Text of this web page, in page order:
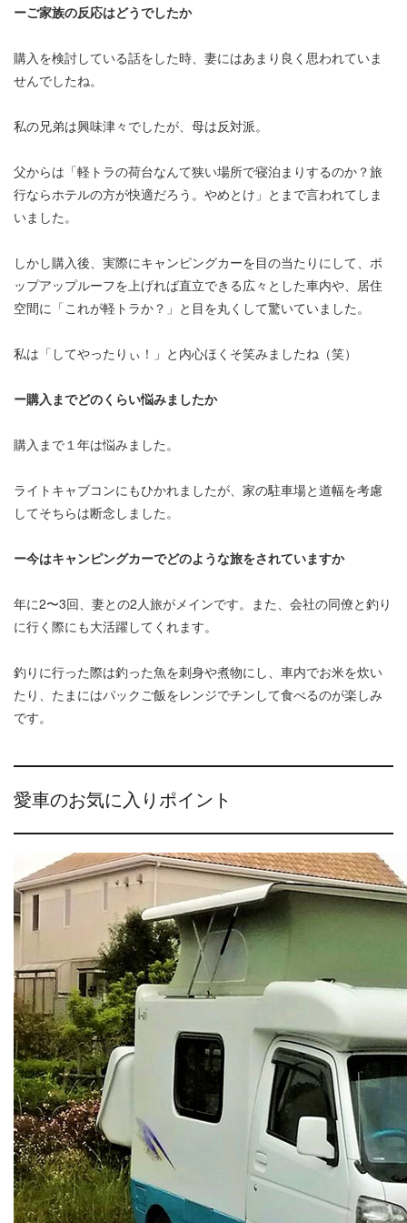
ーご家族の反応はどうでしたか
購入を検討している話をした時、妻にはあまり良く思われていま
せんでしたね。
私の兄弟は興味津々でしたが、母は反対派。
父からは「軽トラの荷台なんて狭い場所で寝泊まりするのか？旅
行ならホテルの方が快適だろう。やめとけ」とまで言われてしま
いました。
しかし購入後、実際にキャンピングカーを目の当たりにして、ポ
ップアップルーフを上げれば直立できる広々とした車内や、居住
空間に「これが軽トラか？」と目を丸くして驚いていました。
私は「してやったりぃ！」と内心ほくそ笑みましたね（笑）
ー購入までどのくらい悩みましたか
購入まで１年は悩みました。
ライトキャブコンにもひかれましたが、家の駐車場と道幅を考慮
してそちらは断念しました。
ー今はキャンピングカーでどのような旅をされていますか
年に2〜3回、妻との2人旅がメインです。また、会社の同僚と釣り
に行く際にも大活躍してくれます。
釣りに行った際は釣った魚を刺身や煮物にし、車内でお米を炊い
たり、たまにはパックご飯をレンジでチンして食べるのが楽しみ
です。
愛車のお気に入りポイント